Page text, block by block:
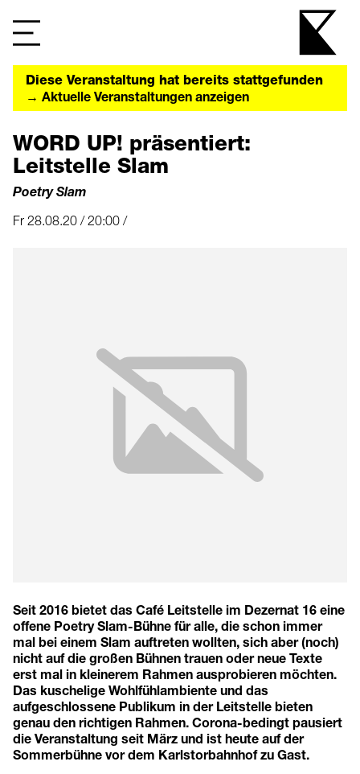
Diese Veranstaltung hat bereits stattgefunden
→ Aktuelle Veranstaltungen anzeigen
WORD UP! präsentiert:
Leitstelle Slam
Poetry Slam
Fr 28.08.20 / 20:00 /
Seit 2016 bietet das Café Leitstelle im Dezernat 16 eine
offene Poetry Slam-Bühne für alle, die schon immer
mal bei einem Slam auftreten wollten, sich aber (noch)
nicht auf die großen Bühnen trauen oder neue Texte
erst mal in kleinerem Rahmen ausprobieren möchten.
Das kuschelige Wohlfühlambiente und das
aufgeschlossene Publikum in der Leitstelle bieten
genau den richtigen Rahmen. Corona-bedingt pausiert
die Veranstaltung seit März und ist heute auf der
Sommerbühne vor dem Karlstorbahnhof zu Gast.